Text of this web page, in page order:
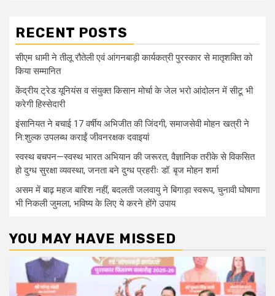
RECENT POSTS
सीएम धामी ने तीलू रौतेली एवं आंगनबाड़ी कार्यकत्री पुरस्कार से मातृशक्ति को
किया सम्मानित
केंद्रीय ट्रेड यूनियंस व संयुक्त किसान मोर्चा के जेल भरो आंदोलन में सीटू भी
करेगी हिस्सेदारी
इंसानियत ने बचाई 17 वर्षीय अभिजीत की जिंदगी, समाजसेवी मोहन खत्री ने
नि:शुल्क उपलब्ध कराईं जीवनरक्षक दवाइयां
स्वस्थ बचपन—स्वस्थ भारत अभियान की जरूरत, वैज्ञानिक तरीके से विकसित
हो दुग्ध सुरक्षा व्यवस्था, जनता बने दुग्ध प्रहरीः डॉ. बृज मोहन शर्मा
असम में बाढ़ महज बारिश नहीं, बदलती जलवायु ने बिगाड़ा स्वरूप, चुनावी घोषाणा
भी निकली जुमला, भविष्य के लिए ये करने होंगे उपाय
YOU MAY HAVE MISSED